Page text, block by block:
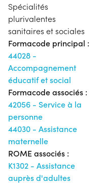
Spécialités
plurivalentes
sanitaires et sociales
Formacode principal :
44028 -
Accompagnement
éducatif et social
Formacode associés :
42056 - Service à la
personne
44030 - Assistance
maternelle
ROME associés :
K1302 - Assistance
auprès d'adultes